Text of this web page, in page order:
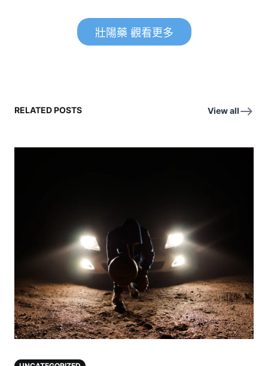
壯陽藥 觀看更多
RELATED POSTS View all